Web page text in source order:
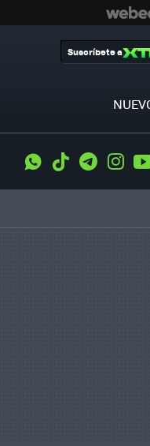
Suscríbete a
WhatsApp
Tiktok